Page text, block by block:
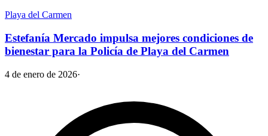
Playa del Carmen
Estefanía Mercado impulsa mejores condiciones de
bienestar para la Policía de Playa del Carmen
4 de enero de 2026·